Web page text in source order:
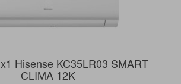
Hisense KC35LR03 SMART
CLIMA 12K